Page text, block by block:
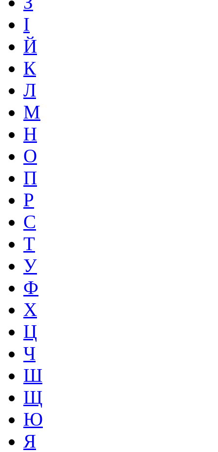
І
Й
К
Л
М
Н
О
П
Р
С
Т
У
Ф
Х
Ц
Ч
Ш
Щ
Ю
Я